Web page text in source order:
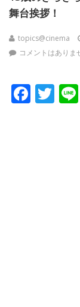
舞台挨拶！
topics@cinema
コメントはありま
F T